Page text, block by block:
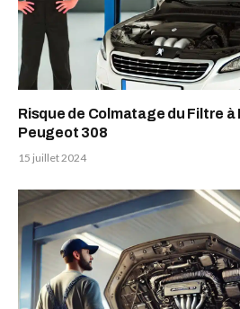
Risque de Colmatage du Filtre
Peugeot 308
15 juillet 2024